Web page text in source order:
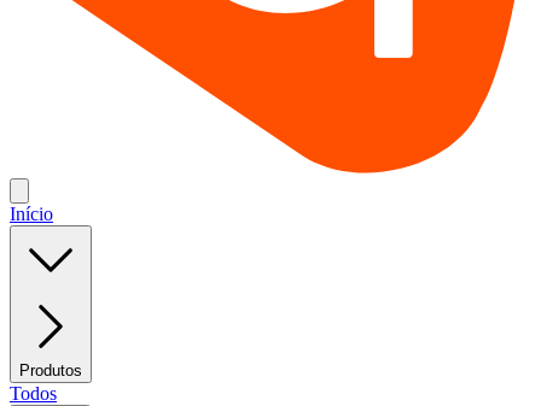
Início
Produtos
Todos